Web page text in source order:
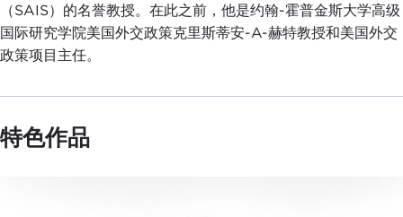
（SAIS）的名誉教授。在此之前，他是约翰-霍普金斯大学高级
国际研究学院美国外交政策克里斯蒂安-A-赫特教授和美国外交
政策项目主任。
特色作品